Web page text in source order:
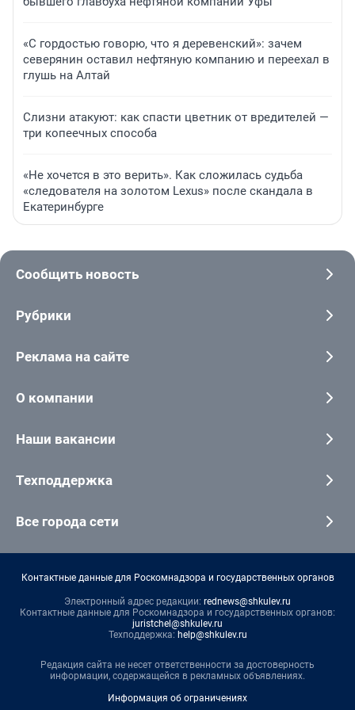
«С гордостью говорю, что я деревенский»: зачем
северянин оставил нефтяную компанию и переехал в
глушь на Алтай
Слизни атакуют: как спасти цветник от вредителей —
три копеечных способа
«Не хочется в это верить». Как сложилась судьба
«следователя на золотом Lexus» после скандала в
Екатеринбурге
Сообщить новость
Рубрики
Реклама на сайте
О компании
Наши вакансии
Техподдержка
Все города сети
Контактные данные для Роскомнадзора и государственных органов
Электронный адрес редакции: rednews@shkulev.ru
Контактные данные для Роскомнадзора и государственных органов:
juristchel@shkulev.ru
Техподдержка: help@shkulev.ru
Редакция сайта не несет ответственности за достоверность
информации, содержащейся в рекламных объявлениях.
Информация об ограничениях